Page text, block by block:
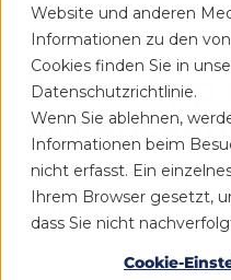
Website und anderen
Informationen zu den
Cookies finden Sie in
Datenschutzrichtlinie.
Wenn Sie ablehnen,
Informationen beim
nicht erfasst. Ein
Ihrem Browser gesetzt,
dass Sie nicht
Cookie-
Deine App
bei
Therapeutisches
sich flexibel
lange Wartezeiten,